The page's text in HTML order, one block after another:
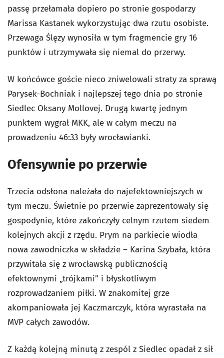
passę przełamała dopiero po stronie gospodarzy
Marissa Kastanek wykorzystując dwa rzutu osobiste.
Przewaga Ślęzy wynosiła w tym fragmencie gry 16
punktów i utrzymywała się niemal do przerwy.
W końcówce goście nieco zniwelowali straty za sprawą
Parysek-Bochniak i najlepszej tego dnia po stronie
Siedlec Oksany Mollovej. Drugą kwartę jednym
punktem wygrał MKK, ale w całym meczu na
prowadzeniu 46:33 były wrocławianki.
Ofensywnie po przerwie
Trzecia odsłona należała do najefektowniejszych w
tym meczu. Świetnie po przerwie zaprezentowały się
gospodynie, które zakończyły celnym rzutem siedem
kolejnych akcji z rzędu. Prym na parkiecie wiodła
nowa zawodniczka w składzie – Karina Szybała, która
przywitała się z wrocławską publicznością
efektownymi „trójkami” i błyskotliwym
rozprowadzaniem piłki. W znakomitej grze
akompaniowała jej Kaczmarczyk, która wyrastała na
MVP całych zawodów.
Z każdą kolejną minutą z zespól z Siedlec opadał z sił